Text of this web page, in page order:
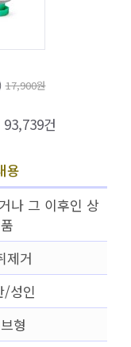
17,900원
93,739건
용
나 그 이후인 상
품
제거
/성인
형